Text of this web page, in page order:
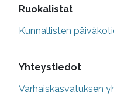
Ruokalistat
Kunnallisten
Yhteystiedot
Varhaiskasvatuksen